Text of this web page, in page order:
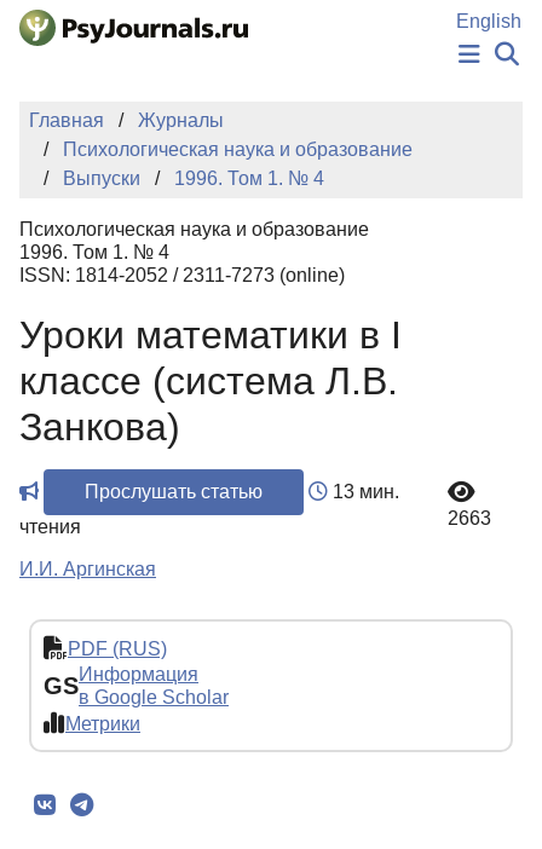
Перейти к основному содержанию
English
НОВОСТИ
ИЗДАНИЯ
АВТОРЫ
БАЗА ЗНАНИЙ
КЛЮЧЕВЫЕ СЛОВА
Регистрация
Главная
Журналы
Психологическая наука и образование
Выпуски
1996. Том 1. № 4
Психологическая наука и образование
1996. Том 1. № 4
ISSN: 1814-2052 / 2311-7273 (online)
Уроки математики в I
классе (система Л.В.
Занкова)
Прослушать статью
13 мин.
чтения
2663
И.И. Аргинская
PDF (RUS)
GSИнформация
в Google Scholar
Метрики